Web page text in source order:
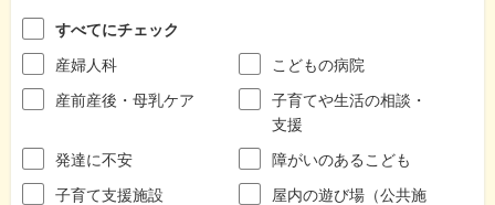
すべてにチェック
産婦人科
こどもの病院
産前産後・母乳ケア
子育てや生活の相談・
支援
発達に不安
障がいのあるこども
子育て支援施設
屋内の遊び場（公共施